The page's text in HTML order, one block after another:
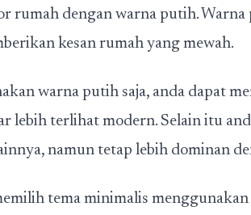
rumah dengan warna putih.
kesan rumah yang mewah.
warna putih saja, anda dapat
lebih terlihat modern. Selain itu
namun tetap lebih dominan
tema minimalis menggunakan